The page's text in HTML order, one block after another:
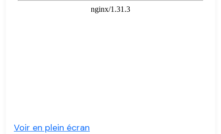
Voir en plein écran